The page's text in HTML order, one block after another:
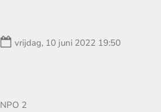
Datum:
vrijdag, 10 juni 2022 19:50
Zender:
NPO 2